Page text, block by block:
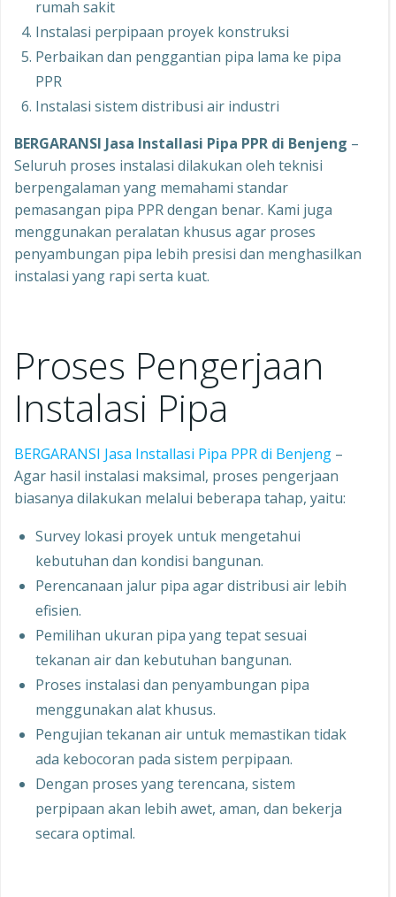
rumah sakit
Instalasi perpipaan proyek konstruksi
Perbaikan dan penggantian pipa lama ke pipa
PPR
Instalasi sistem distribusi air industri
BERGARANSI Jasa Installasi Pipa PPR di Benjeng –
Seluruh proses instalasi dilakukan oleh teknisi
berpengalaman yang memahami standar
pemasangan pipa PPR dengan benar. Kami juga
menggunakan peralatan khusus agar proses
penyambungan pipa lebih presisi dan menghasilkan
instalasi yang rapi serta kuat.
Proses Pengerjaan
Instalasi Pipa
BERGARANSI Jasa Installasi Pipa PPR di Benjeng –
Agar hasil instalasi maksimal, proses pengerjaan
biasanya dilakukan melalui beberapa tahap, yaitu:
Survey lokasi proyek untuk mengetahui
kebutuhan dan kondisi bangunan.
Perencanaan jalur pipa agar distribusi air lebih
efisien.
Pemilihan ukuran pipa yang tepat sesuai
tekanan air dan kebutuhan bangunan.
Proses instalasi dan penyambungan pipa
menggunakan alat khusus.
Pengujian tekanan air untuk memastikan tidak
ada kebocoran pada sistem perpipaan.
Dengan proses yang terencana, sistem
perpipaan akan lebih awet, aman, dan bekerja
secara optimal.